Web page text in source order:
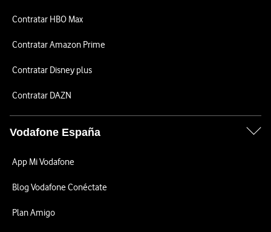
Contratar HBO Max
Contratar Amazon Prime
Contratar Disney plus
Contratar DAZN
Vodafone España
App Mi Vodafone
Blog Vodafone Conéctate
Plan Amigo